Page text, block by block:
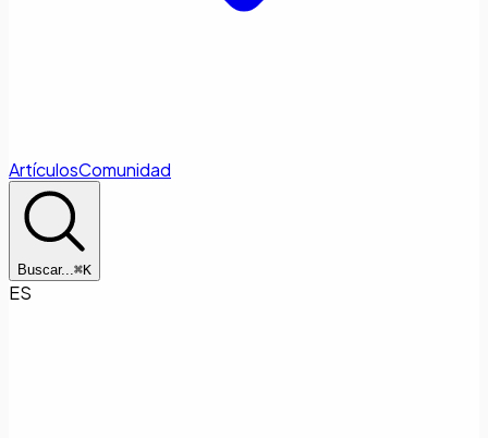
ArtículosComunidad
Buscar...⌘K
ES